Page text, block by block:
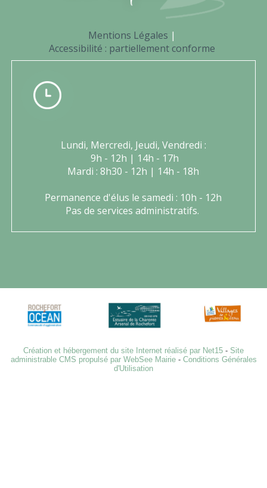
Mentions Légales
Accessibilité : partiellement conforme
Lundi, Mercredi, Jeudi, Vendredi :
9h - 12h | 14h - 17h
Mardi : 8h30 - 12h | 14h - 18h
Permanence d'élus le samedi : 10h - 12h
Pas de services administratifs.
Création et hébergement du site Internet réalisé par Net15 - Site
administrable CMS propulsé par WebSee Mairie- Conditions Générales
d'Utilisation